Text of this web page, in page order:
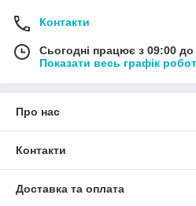
Контакти
Сьогодні працює з 09:00 до
Показати весь графік
Про нас
Контакти
Доставка та оплата